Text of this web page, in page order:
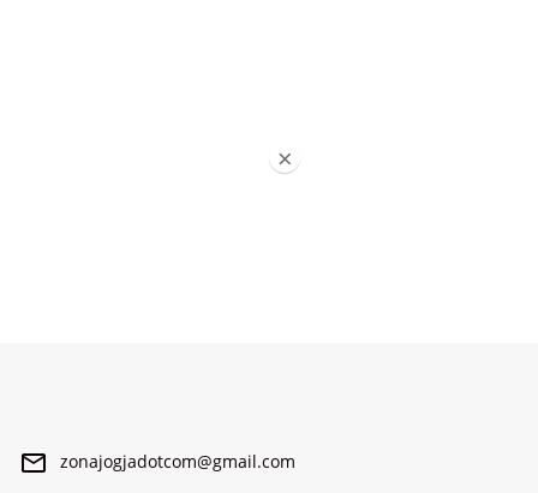
zonajogjadotcom@gmail.com
×